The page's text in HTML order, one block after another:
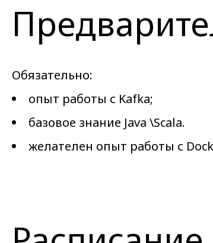
Обязательно:
опыт работы с Kafka;
базовое знание Java \Scala.
желателен опыт работы с